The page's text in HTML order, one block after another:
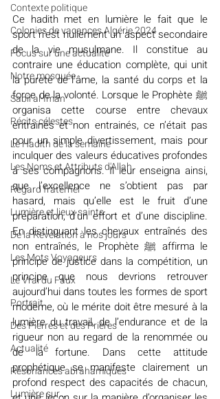
Contexte politique
Colonies de vacances Algérie 2024
​​Focus sur une actualité
Notre mosquée
Sabil al-Iman
Récits célestes
Le Hadith de la semaine
Les Noms et Attributs d'Allah
Regard fraternel
Lumière et lieux saints
De la Révélation à nos jours
Les Mots Voyageurs
Le Vrai du Faux
Portrait
Des Pierres et des Prières
Actualité
Résonances abrahamiques
Lumière sur...
Ce hadith met en lumière le fait que le
sport n’est nullement un aspect secondaire
de la vie musulmane. Il constitue au
contraire une éducation complète, qui unit
la pureté de l’âme, la santé du corps et la
force de la volonté. Lorsque le Prophète ﷺ
organisa cette course entre chevaux
entrainés et non entrainés, ce n’était pas
pour un simple divertissement, mais pour
inculquer des valeurs éducatives profondes
à ses compagnons. Il leur enseigna ainsi,
que l’excellence ne s’obtient pas par
hasard, mais qu’elle est le fruit d’une
préparation, d’un effort et d’une discipline.
En distinguant les chevaux entraînés des
non entraînés, le Prophète ﷺ affirma le
principe de justice dans la compétition, un
principe que nous devrions retrouver
aujourd’hui dans toutes les formes de sport
moderne, où le mérite doit être mesuré à la
lumière du travail, de l’endurance et de la
rigueur non au regard de la renommée ou
de la fortune. Dans cette attitude
prophétique se manifeste clairement un
profond respect des capacités de chacun,